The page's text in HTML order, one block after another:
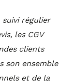
régulier
les CGV
clients
son ensemble
et de la